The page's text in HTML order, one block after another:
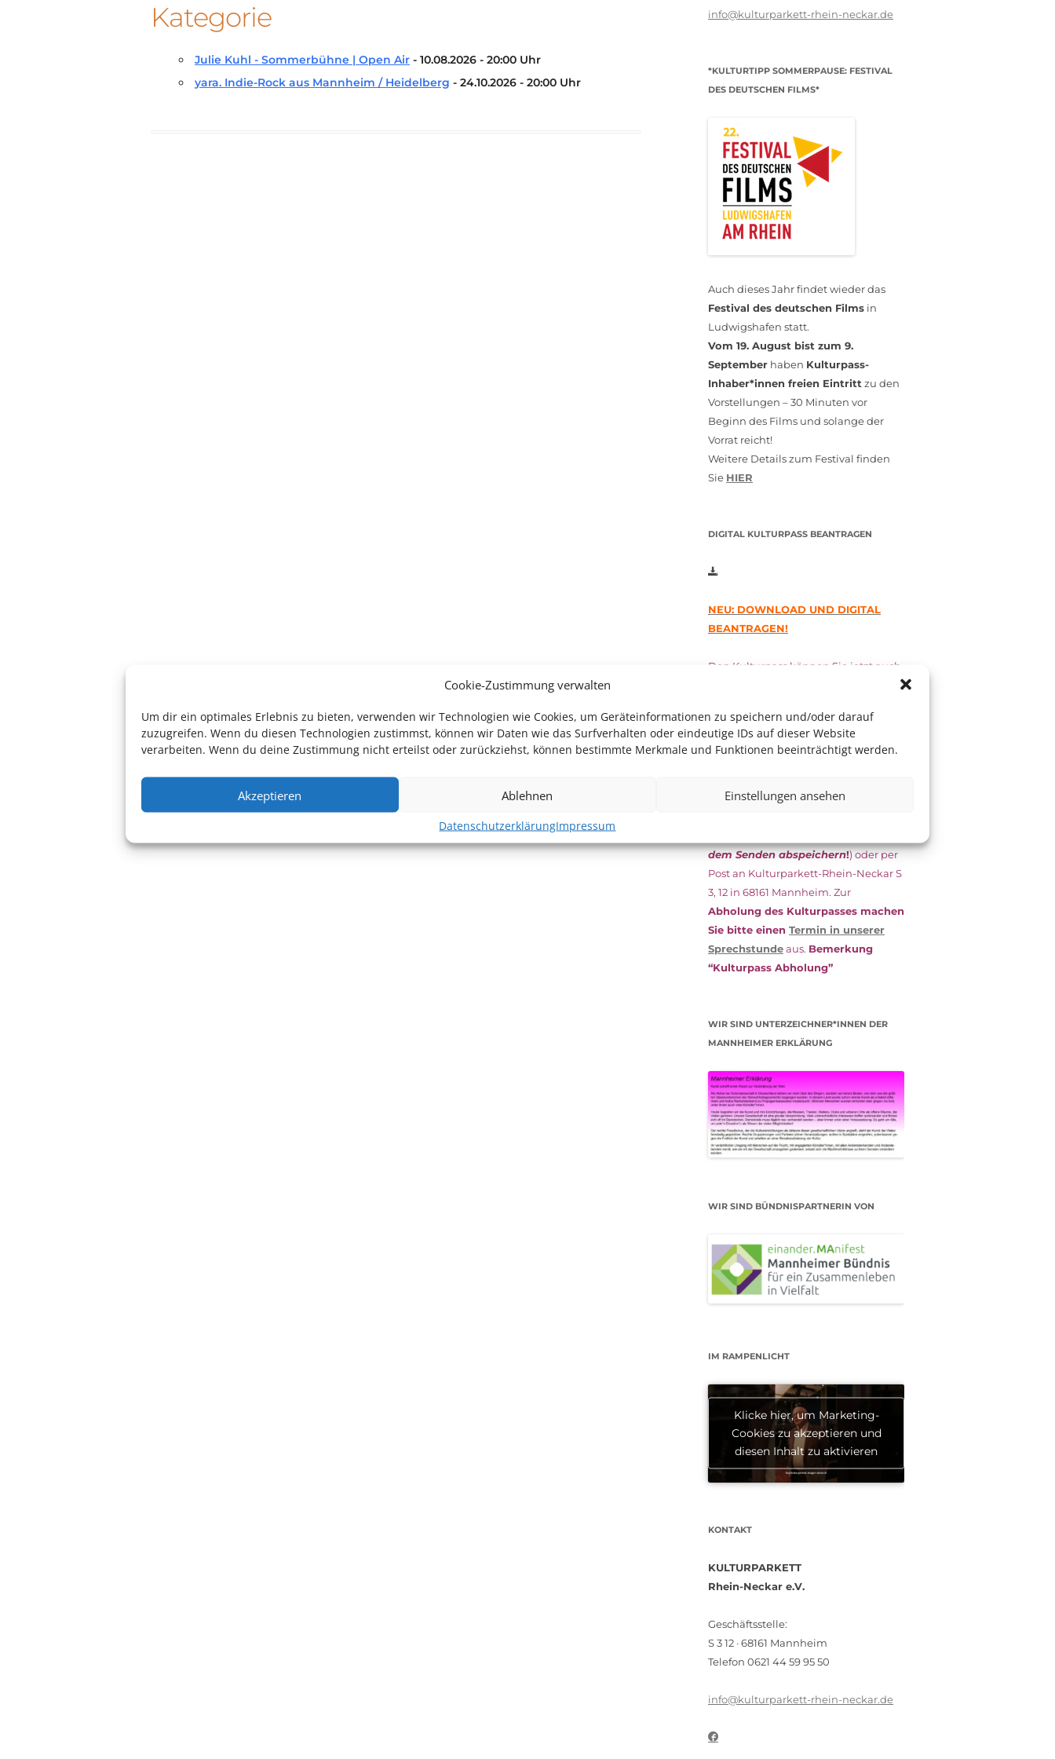
Cookie-Zustimmung verwalten
Um dir ein optimales Erlebnis zu bieten, verwenden wir Technologien wie Cookies, um Geräteinformationen zu speichern und/oder darauf
zuzugreifen. Wenn du diesen Technologien zustimmst, können wir Daten wie das Surfverhalten oder eindeutige IDs auf dieser Website
verarbeiten. Wenn du deine Zustimmung nicht erteilst oder zurückziehst, können bestimmte Merkmale und Funktionen beeinträchtigt werden.
Akzeptieren Ablehnen Einstellungen ansehen
DatenschutzerklärungImpressum
TRANSPARENZ
IMPRESSUM
Kategorie
Julie Kuhl - Sommerbühne | Open Air - 10.08.2026 - 20:00 Uhr
yara. Indie-Rock aus Mannheim / Heidelberg - 24.10.2026 - 20:00 Uhr
info@kulturparkett-rhein-neckar.de
*KULTURTIPP SOMMERPAUSE: FESTIVAL
DES DEUTSCHEN FILMS*
Auch dieses Jahr findet wieder das
Festival des deutschen Films in
Ludwigshafen statt.
Vom 19. August bist zum 9.
September haben Kulturpass-
Inhaber*innen freien Eintritt zu den
Vorstellungen – 30 Minuten vor
Beginn des Films und solange der
Vorrat reicht!
Weitere Details zum Festival finden
Sie HIER
DIGITAL KULTURPASS BEANTRAGEN
NEU: DOWNLOAD UND DIGITAL
BEANTRAGEN!
Den Kulturpass können Sie jetzt auch
esunterschriebenzusammen mit
dem aktuellen
(Bürgergeld/
das Kulturparkett zurück: Per E-Mail
dem Senden abspeichern!) oder per
Post an Kulturparkett-Rhein-Neckar S
3, 12 in 68161 Mannheim. Zur
Abholung des Kulturpasses machen
Sie bitte einen Termin in unserer
Sprechstundeaus. Bemerkung
“Kulturpass Abholung”
WIR SIND UNTERZEICHNER*INNEN DER
MANNHEIMER ERKLÄRUNG
WIR SIND BÜNDNISPARTNERIN VON
IM RAMPENLICHT
Klicke hier, um Marketing-
Cookies zu akzeptieren und
diesen Inhalt zu aktivieren
KONTAKT
KULTURPARKETT
Rhein-Neckar e.V.
Geschäftsstelle:
S 3 12 · 68161 Mannheim
Telefon 0621 44 59 95 50
info@kulturparkett-rhein-neckar.de